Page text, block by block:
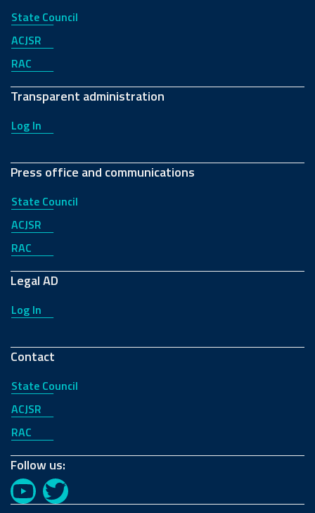
State Council
ACJSR
RAC
Transparent administration
Log In
Press office and communications
State Council
ACJSR
RAC
Legal AD
Log In
Contact
State Council
ACJSR
RAC
Follow us:
YouTubeTwitter